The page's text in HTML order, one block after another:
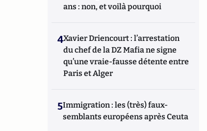
ans : non, et voilà pourquoi
4Xavier Driencourt : l’arrestation
du chef de la DZ Mafia ne signe
qu’une vraie-fausse détente entre
Paris et Alger
5Immigration : les (très) faux-
semblants européens après Ceuta